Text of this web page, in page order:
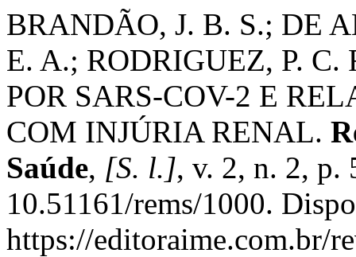
BRANDÃO, J. B. S.; DE
E. A.; RODRIGUEZ, P.
POR SARS-COV-2 E
COM INJÚRIA RENAL.
Saúde, [S. l.], v. 2, n. 2, p.
10.51161/rems/1000.
https://editoraime.com.br/